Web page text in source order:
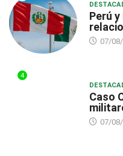
Perú
07/
4
Caso
07/